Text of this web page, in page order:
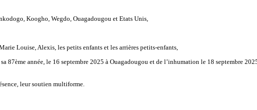
Koogho, Wegdo, Ouagadougou et Etats Unis,
Louise, Alexis, les petits enfants et les arrières petits-enfants,
87ème année, le 16 septembre 2025 à Ouagadougou et de l’inhumation le 18 septembre
leur soutien multiforme.